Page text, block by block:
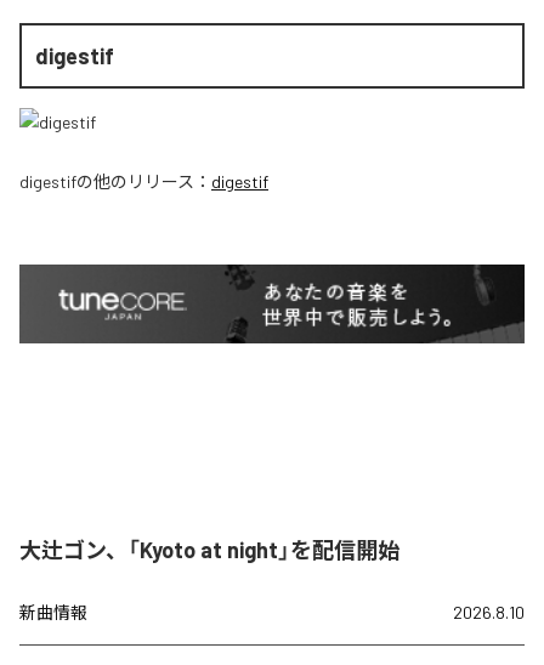
digestif
digestifの他のリリース： digestif
大辻ゴン、「Kyoto at night」を配信開始
新曲情報 2026.8.10